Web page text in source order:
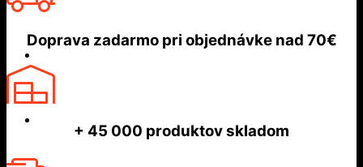
Doprava zadarmo pri objednávke nad 70€
+ 45 000 produktov skladom